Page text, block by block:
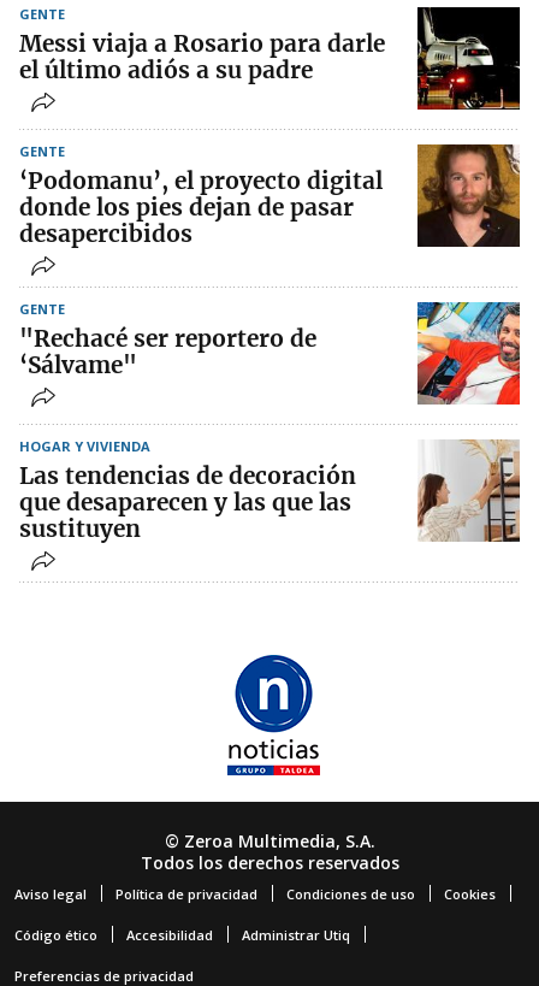
GENTE
Messi viaja a Rosario para darle
el último adiós a su padre
GENTE
‘Podomanu’, el proyecto digital
donde los pies dejan de pasar
desapercibidos
GENTE
"Rechacé ser reportero de
‘Sálvame"
HOGAR Y VIVIENDA
Las tendencias de decoración
que desaparecen y las que las
sustituyen
© Zeroa Multimedia, S.A.
Todos los derechos reservados
Aviso legal Política de privacidad Condiciones de uso Cookies
Código ético Accesibilidad Administrar Utiq
Preferencias de privacidad